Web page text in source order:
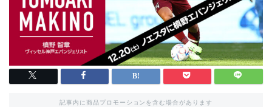
記事内に商品プロモーションを含む場合があります